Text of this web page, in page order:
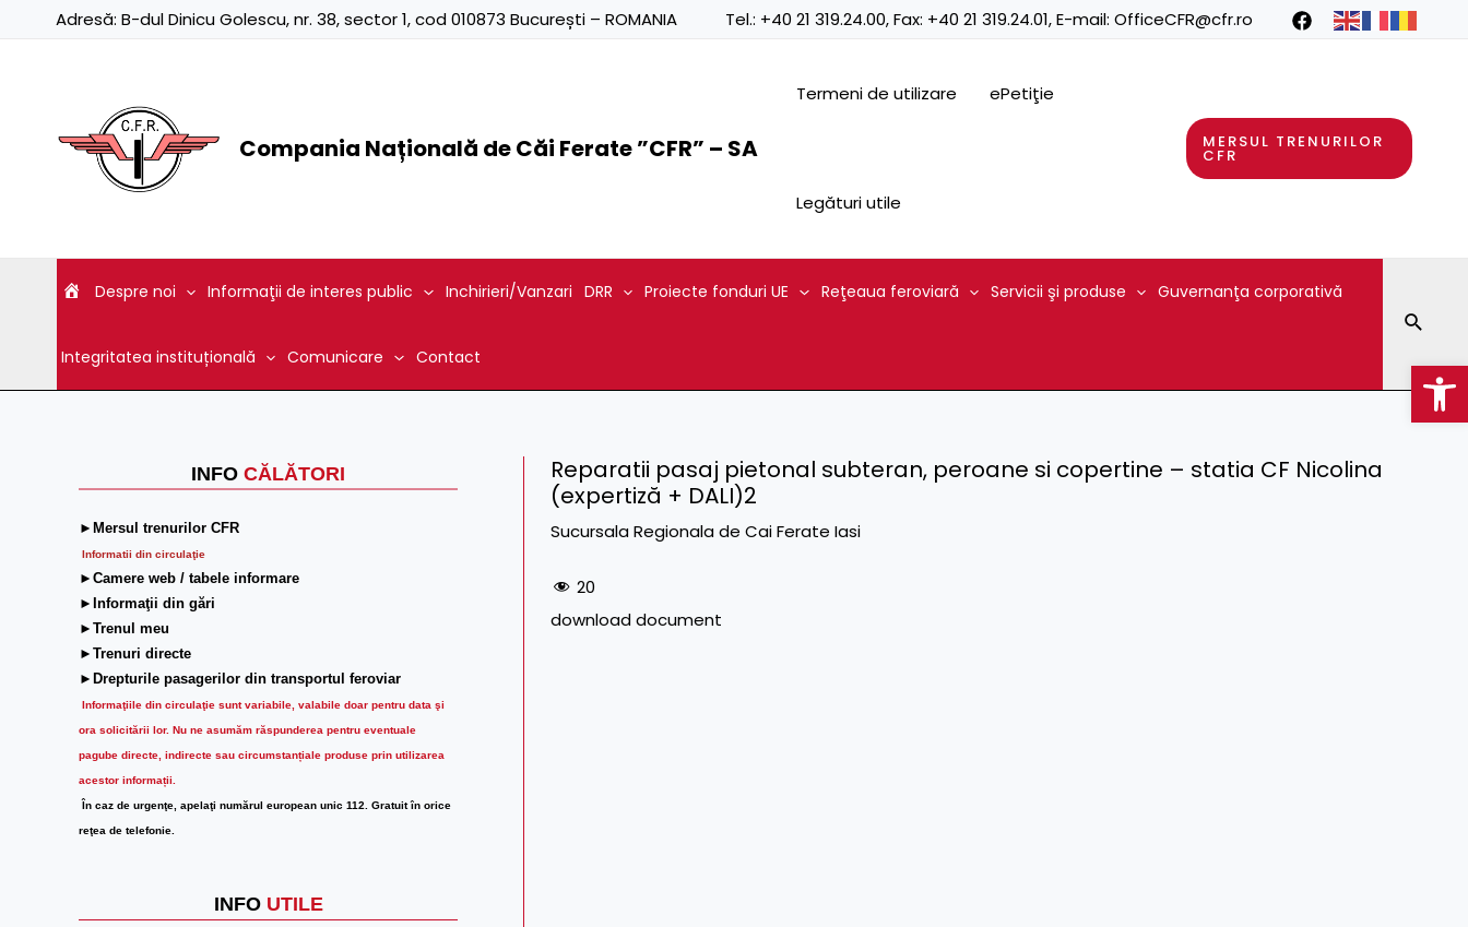
Adresă: B-dul Dinicu Golescu, nr. 38, sector 1, cod 010873 București – ROMANIA Tel.: +40 21 319.24.00, Fax: +40 21 319.24.01, E-mail: OfficeCFR@cfr.ro
Compania Națională de Căi Ferate ”CFR” – SA
Termeni de utilizare ePetiţie
Legături utile
MERSUL TRENURILOR
CFR
Despre noi Informaţii de interes public Inchirieri/Vanzari DRR Proiecte fonduri UE Reţeaua feroviară Servicii şi produse Guvernanţa corporativă
Integritatea instituțională Comunicare Contact
INFO CĂLĂTORI
►Mersul trenurilor CFR
Informatii din circulaţie
►Camere web / tabele informare
►Informaţii din gări
►Trenul meu
►Trenuri directe
►Drepturile pasagerilor din transportul feroviar
Informaţiile din circulaţie sunt variabile, valabile doar pentru data şi
ora solicitării lor. Nu ne asumăm răspunderea pentru eventuale
pagube directe, indirecte sau circumstanțiale produse prin utilizarea
acestor informații.
În caz de urgenţe, apelaţi numărul european unic 112. Gratuit în orice
reţea de telefonie.
INFO UTILE
Reparatii pasaj pietonal subteran, peroane si copertine – statia CF Nicolina
(expertiză + DALI)2
Sucursala Regionala de Cai Ferate Iasi
20
download document